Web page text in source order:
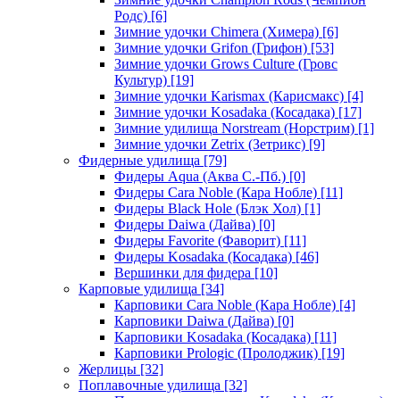
Родс) [6]
Зимние удочки Chimera (Химера) [6]
Зимние удочки Grifon (Грифон) [53]
Зимние удочки Grows Culture (Гровс
Культур) [19]
Зимние удочки Karismax (Карисмакс) [4]
Зимние удочки Kosadaka (Косадака) [17]
Зимние удилища Norstream (Норстрим) [1]
Зимние удочки Zetrix (Зетрикс) [9]
Фидерные удилища [79]
Фидеры Aqua (Аква С.-Пб.) [0]
Фидеры Cara Noble (Кара Нобле) [11]
Фидеры Black Hole (Блэк Хол) [1]
Фидеры Daiwa (Дайва) [0]
Фидеры Favorite (Фаворит) [11]
Фидеры Kosadaka (Косадака) [46]
Вершинки для фидера [10]
Карповые удилища [34]
Карповики Cara Noble (Кара Нобле) [4]
Карповики Daiwa (Дайва) [0]
Карповики Kosadaka (Косадака) [11]
Карповики Prologic (Пролоджик) [19]
Жерлицы [32]
Поплавочные удилища [32]